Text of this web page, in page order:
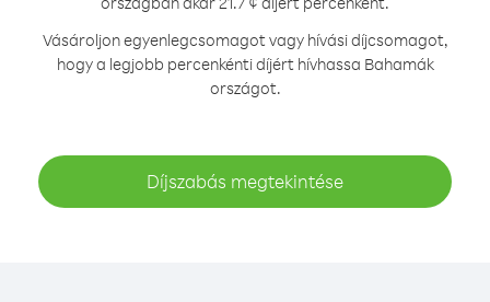
Vásároljon egyenlegcsomagot vagy hívási díjcsomagot,
hogy a legjobb percenkénti díjért hívhassa Bahamák
országot.
Díjszabás megtekintése